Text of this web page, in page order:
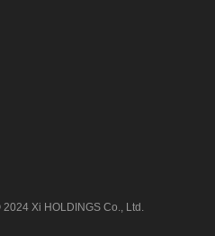
2024 Xi HOLDINGS Co., Ltd.